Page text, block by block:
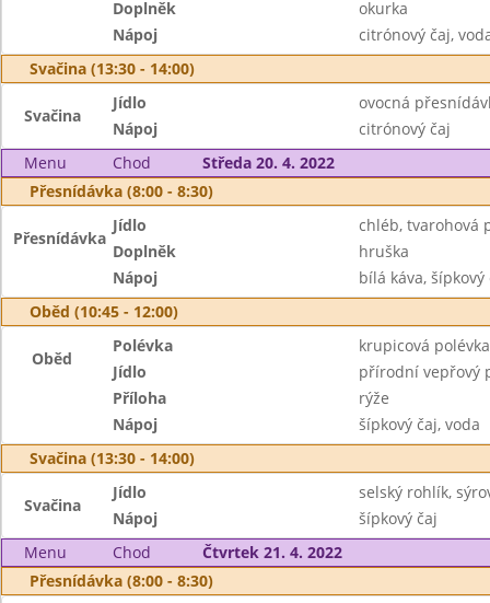
Doplněk
okurka
Nápoj
citrónový čaj,
Svačina (13:30 - 14:00)
Svačina
Jídlo
ovocná
Nápoj
citrónový čaj
Menu
Chod
Středa 20. 4. 2022
Přesnídávka (8:00 - 8:30)
Přesnídávka
Jídlo
chléb, tvarohová
Doplněk
hruška
Nápoj
bílá káva, šípkový
Oběd (10:45 - 12:00)
Oběd
Polévka
krupicová
Jídlo
přírodní vepřový
Příloha
rýže
Nápoj
šípkový čaj, voda
Svačina (13:30 - 14:00)
Svačina
Jídlo
selský rohlík,
Nápoj
šípkový čaj
Menu
Chod
Čtvrtek 21. 4. 2022
Přesnídávka (8:00 - 8:30)